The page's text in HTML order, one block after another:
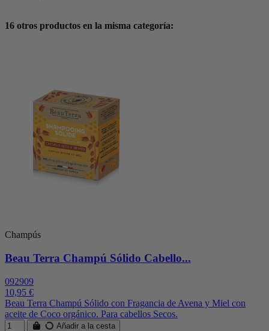
16 otros productos en la misma categoría:
Champús
Beau Terra Champú Sólido Cabello...
092909
10,95 €
Beau Terra Champú Sólido con Fragancia de Avena y Miel con
aceite de Coco orgánico. Para cabellos Secos.
Añadir a la cesta